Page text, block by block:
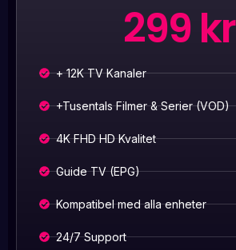
299 kr
+ 12K TV Kanaler
+Tusentals Filmer & Serier (VOD)
4K FHD HD Kvalitet
Guide TV (EPG)
Kompatibel med alla enheter
24/7 Support